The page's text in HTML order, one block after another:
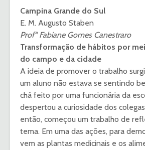
Campina Grande do Sul
E. M. Augusto Staben
Profª Fabiane Gomes Canestraro
Transformação de hábitos por
do campo e da cidade
A ideia de promover o trabalho
um aluno não estava se sentindo
chá feito por uma funcionária da
despertou a curiosidade dos
então, começou um trabalho de
tema. Em uma das ações, para
vem as plantas medicinais e os